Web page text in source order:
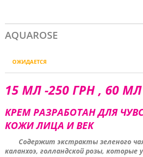
AQUAROSE
ОЖИДАЕТСЯ
15 МЛ -250 ГРН , 60
КРЕМ РАЗРАБОТАН ДЛЯ
КОЖИ ЛИЦА И ВЕК
Содержит экстракты зеленого
каланхоэ, голландской розы, которые